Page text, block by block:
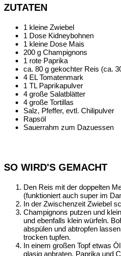
ZUTATEN
1 kleine Zwiebel
1 Dose Kidneybohnen
1 kleine Dose Mais
200 g Champignons
1 rote Paprika
ca. 80 g gekochter Reis (ca.
4 EL Tomatenmark
1 TL Paprikapulver
4 große Salatblätter
4 große Tortillas
Salz, Pfeffer, evtl. Chilipulver
Rapsöl
Sauerrahm zum Dazuessen
SO WIRD'S GEMACHT
Den Reis mit der doppelten
(funktioniert auch super im
In der Zwischenzeit Zwiebel
Champignons putzen und
und ebenfalls klein würfeln.
abspülen und abtropfen
trocken tupfen.
In einem großen Topf etwas
glasig anbraten. Paprika und